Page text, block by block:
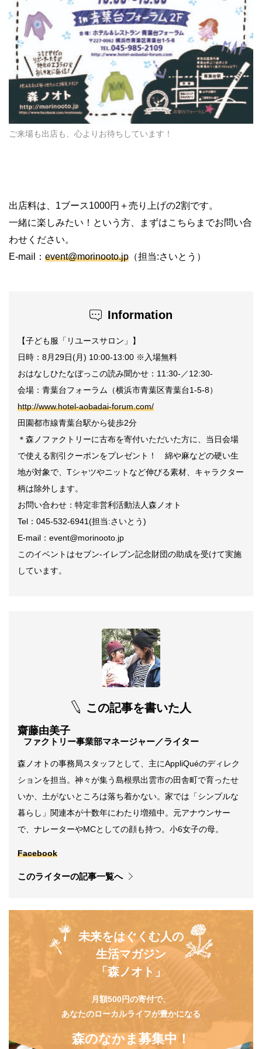
ご来場も出店も、心よりお待ちしています！
出店料は、1ブース1000円＋売り上げの2割です。
一緒に楽しみたい！という方、まずはこちらまでお問い合
わせください。
E-mail： event@morinooto.jp （担当:さいとう）
Information
【子ども服「リユースサロン」】
日時：8月29日(月) 10:00-13:00 ※入場無料
おはなしひたなぼっこの読み聞かせ：11:30-／12:30-
会場：青葉台フォーラム（横浜市青葉区青葉台1-5-8）
http://www.hotel-aobadai-forum.com/
田園都市線青葉台駅から徒歩2分
＊森ノファクトリーに古布を寄付いただいた方に、当日会場
で使える割引クーポンをプレゼント！ 綿や麻などの硬い生
地が対象で、Tシャツやニットなど伸びる素材、キャラクター
柄は除外します。
お問い合わせ：特定非営利活動法人森ノオト
Tel：045-532-6941(担当:さいとう)
E-mail：event@morinooto.jp
このイベントはセブン-イレブン記念財団の助成を受けて実施
しています。
この記事を書いた人
齋藤由美子
ファクトリー事業部マネージャー／ライター
森ノオトの事務局スタッフとして、主にAppliQuéのディレク
ションを担当。神々が集う島根県出雲市の田舎町で育ったせ
いか、土がないところは落ち着かない。家では「シンプルな
暮らし」関連本が十数年にわたり増殖中。元アナウンサー
で、ナレーターやMCとしての顔も持つ。小6女子の母。
Facebook
このライターの記事一覧へ
未来をはぐくむ人の
生活マガジン
「森ノオト」
月額500円の寄付で、
あなたのローカルライフが豊かになる
森のなかま募集中！